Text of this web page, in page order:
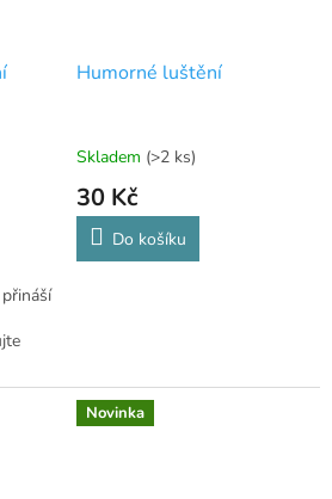
Humorné luštění
Skladem (>2 ks)
30 Kč
Do košíku
Novinka